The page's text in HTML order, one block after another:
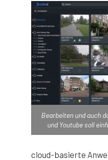
Bearbeiten und auch
und Youtube soll
cloud-basierte